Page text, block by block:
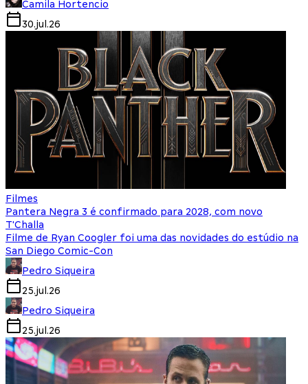
Camila Hortencio
30.jul.26
Filmes
Pantera Negra 3 é confirmado para 2028, com novo
T'Challa
Filme de Ryan Coogler foi uma das novidades do estúdio na
San Diego Comic-Con
Pedro Siqueira
25.jul.26
Pedro Siqueira
25.jul.26